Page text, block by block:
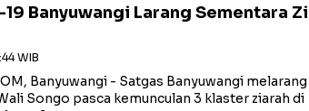
Banyuwangi Larang Sementara
WIB
Banyuwangi - Satgas Banyuwangi melarang
Songo pasca kemunculan 3 klaster ziarah di